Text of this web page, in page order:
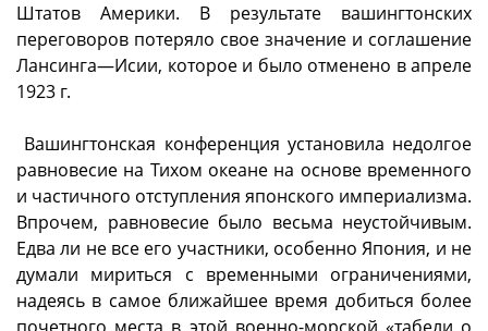
Штатов Америки. В результате вашингтонских
переговоров потеряло свое значение и соглашение
Лансинга—Исии, которое и было отменено в апреле
1923 г.
Вашингтонская конференция установила недолгое
равновесие на Тихом океане на основе временного
и частичного отступления японского империализма.
Впрочем, равновесие было весьма неустойчивым.
Едва ли не все его участники, особенно Япония, и не
думали мириться с временными ограничениями,
надеясь в самое ближайшее время добиться более